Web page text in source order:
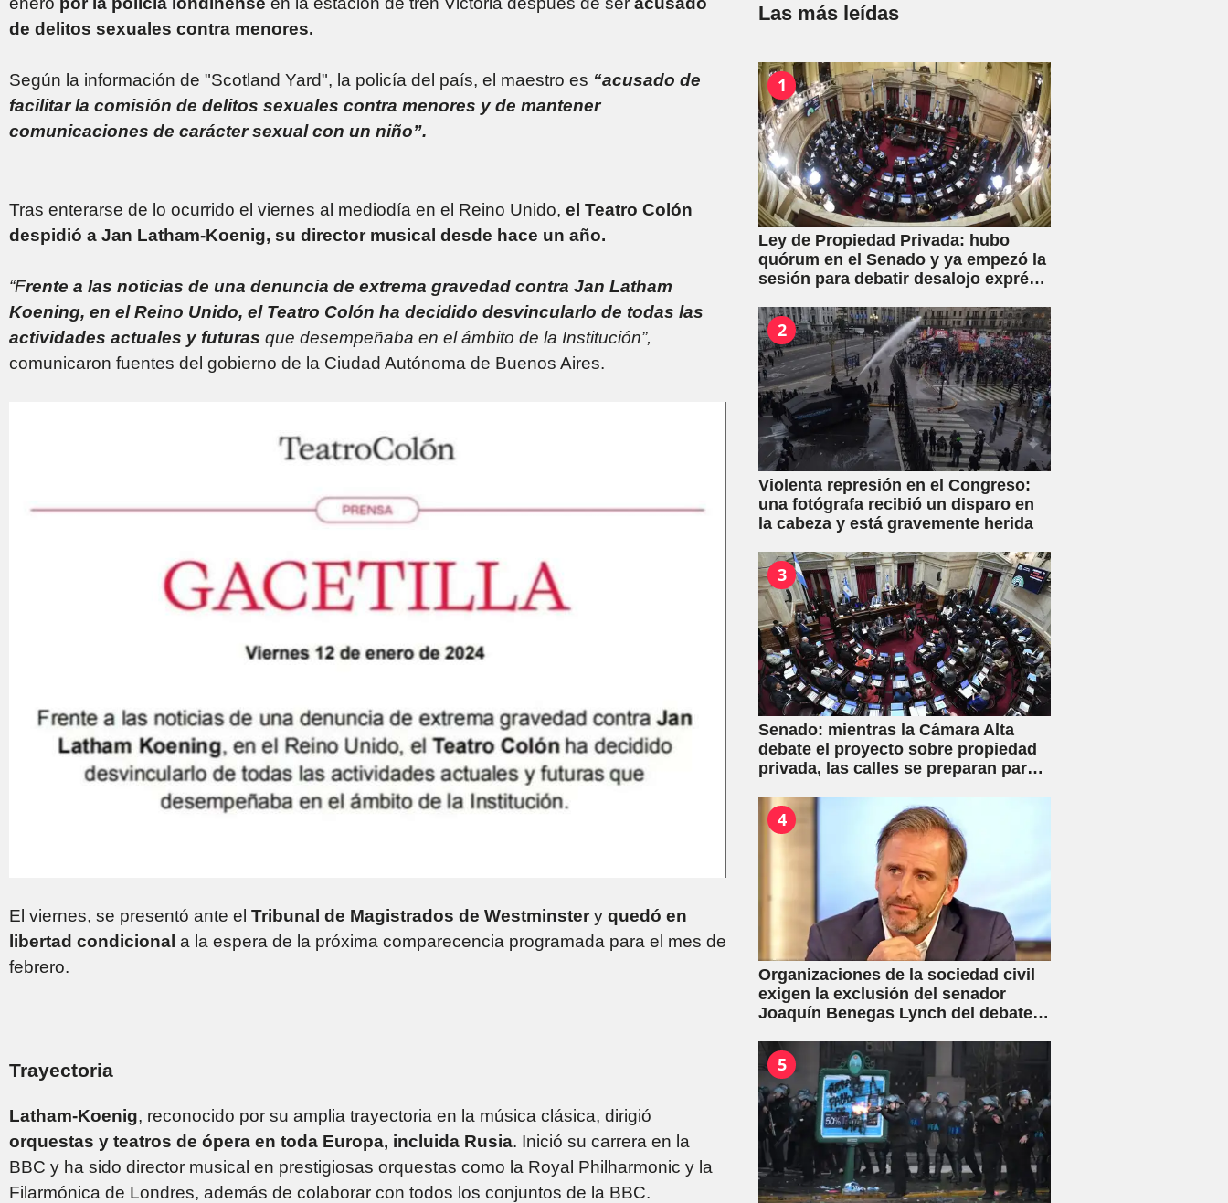
de delitos sexuales contra menores.
Según la información de "Scotland Yard", la policía del país, el maestro es “acusado de
facilitar la comisión de delitos sexuales contra menores y de mantener
comunicaciones de carácter sexual con un niño”.
Tras enterarse de lo ocurrido el viernes al mediodía en el Reino Unido, el Teatro Colón
despidió a Jan Latham-Koenig, su director musical desde hace un año.
“Frente a las noticias de una denuncia de extrema gravedad contra Jan Latham
Koening, en el Reino Unido, el Teatro Colón ha decidido desvincularlo de todas las
actividades actuales y futuras que desempeñaba en el ámbito de la Institución”,
comunicaron fuentes del gobierno de la Ciudad Autónoma de Buenos Aires.
El viernes, se presentó ante el Tribunal de Magistrados de Westminstery quedó en
libertad condicional a la espera de la próxima comparecencia programada para el mes de
febrero.
Trayectoria
Latham-Koenig, reconocido por su amplia trayectoria en la música clásica, dirigió
orquestas y teatros de ópera en toda Europa, incluida Rusia. Inició su carrera en la
BBC y ha sido director musical en prestigiosas orquestas como la Royal Philharmonic y la
Filarmónica de Londres, además de colaborar con todos los conjuntos de la BBC.
Las más leídas
1
Ley de Propiedad Privada: hubo
quórum en el Senado y ya empezó la
sesión para debatir desalojo exprés
2
Violenta represión en el Congreso:
una fotógrafa recibió un disparo en
la cabeza y está gravemente herida
3
Senado: mientras la Cámara Alta
debate el proyecto sobre propiedad
privada, las calles se preparan para
4
Organizaciones de la sociedad civil
exigen la exclusión del senador
Joaquín Benegas Lynch del debate
por conflicto de intereses
5